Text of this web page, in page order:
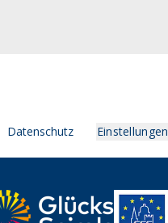
Datenschutz Einstellungen